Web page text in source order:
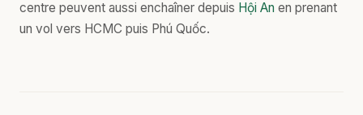
centre peuvent aussi enchaîner depuis Hội An en prenant
un vol vers HCMC puis Phú Quốc.